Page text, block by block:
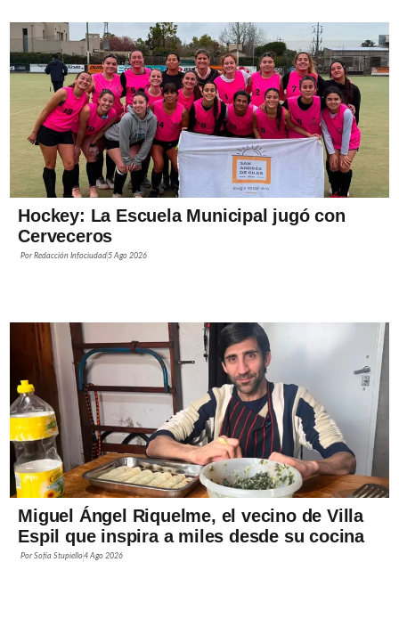
Hockey: La Escuela Municipal jugó con
Cerveceros
PorRedacción Infociudad5 Ago 2026
Miguel Ángel Riquelme, el vecino de Villa
Espil que inspira a miles desde su cocina
PorSofía Stupiello4 Ago 2026